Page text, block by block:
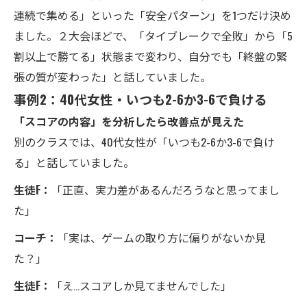
連続で集める」といった「安全パターン」を1つだけ決め
ました。２大会ほどで、「タイブレークで全敗」から「5
割以上で勝てる」状態まで変わり、自分でも「終盤の緊
張の質が変わった」と話していました。
事例2：40代女性・いつも2-6か3-6で負ける
「スコアの内容」を分析したら改善点が見えた
別のクラスでは、40代女性が「いつも2-6か3-6で負け
る」と話していました。
生徒F：
「正直、実力差があるんだろうなと思ってまし
た」
コーチ：
「実は、ゲームの取り方に偏りがないか見
た？」
生徒F：
「え…スコアしか見てませんでした」